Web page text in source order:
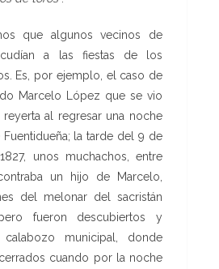
que algunos vecinos de
a las fiestas de los
Es, por ejemplo, el caso de
Marcelo López que se vio
al regresar una noche
la tarde del 9 de
unos muchachos, entre
un hijo de Marcelo,
del melonar del sacristán
fueron descubiertos y
municipal, donde
cuando por la noche